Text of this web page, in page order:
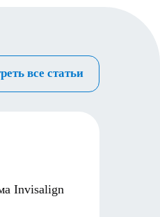
все статьи
Invisalign